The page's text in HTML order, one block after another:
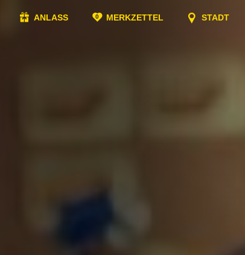
ANLASS MERKZETTEL STADT